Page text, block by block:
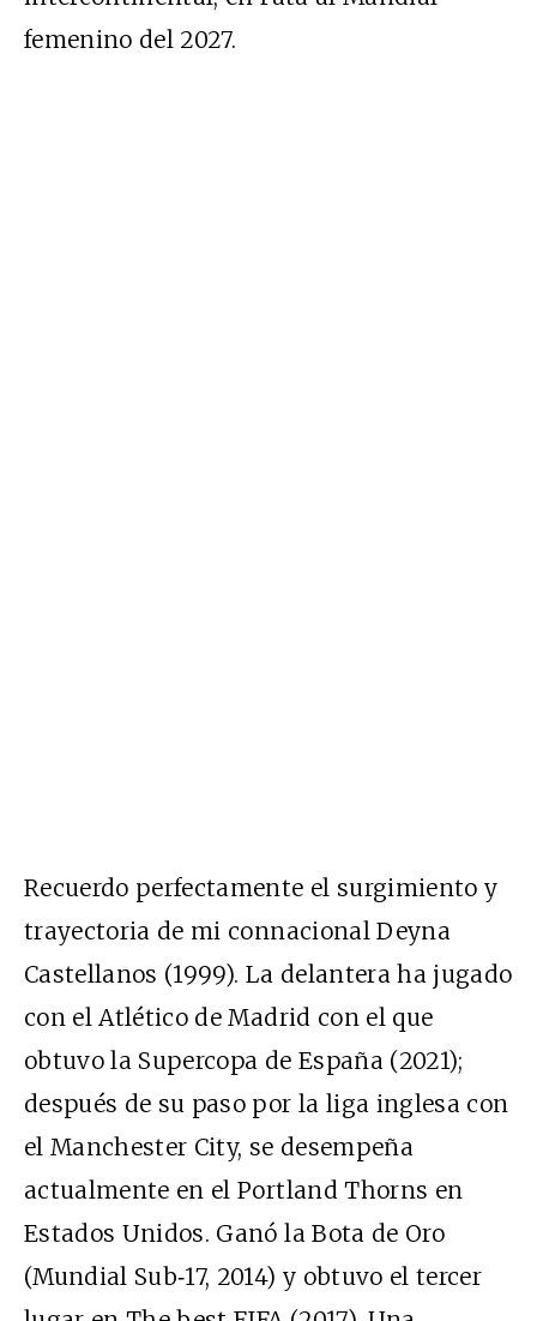
femenino del 2027.
Recuerdo perfectamente el surgimiento y
trayectoria de mi connacional Deyna
Castellanos (1999). La delantera ha jugado
con el Atlético de Madrid con el que
obtuvo la Supercopa de España (2021);
después de su paso por la liga inglesa con
el Manchester City, se desempeña
actualmente en el Portland Thorns en
Estados Unidos. Ganó la Bota de Oro
(Mundial Sub‑17, 2014) y obtuvo el tercer